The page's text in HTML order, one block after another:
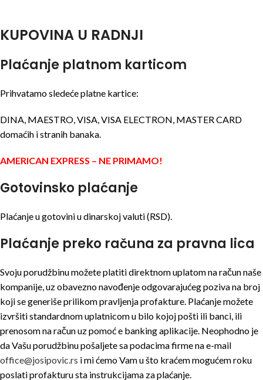
KUPOVINA U RADNJI
Plaćanje platnom karticom
Prihvatamo sledeće platne kartice:
DINA, MAESTRO, VISA, VISA ELECTRON, MASTER CARD
domaćih i stranih banaka.
AMERICAN EXPRESS – NE PRIMAMO!
Gotovinsko plaćanje
Plaćanje u gotovini u dinarskoj valuti (RSD).
Plaćanje preko računa za pravna lica
Svoju porudžbinu možete platiti direktnom uplatom na račun naše
kompanije, uz obavezno navođenje odgovarajućeg poziva na broj
koji se generiše prilikom pravljenja profakture. Plaćanje možete
izvršiti standardnom uplatnicom u bilo kojoj pošti ili banci, ili
prenosom na račun uz pomoć e banking aplikacije. Neophodno je
da Vašu porudžbinu pošaljete sa podacima firme na e-mail
office@josipovic.rs i mi ćemo Vam u što kraćem mogućem roku
poslati profakturu sta instrukcijama za plaćanje.